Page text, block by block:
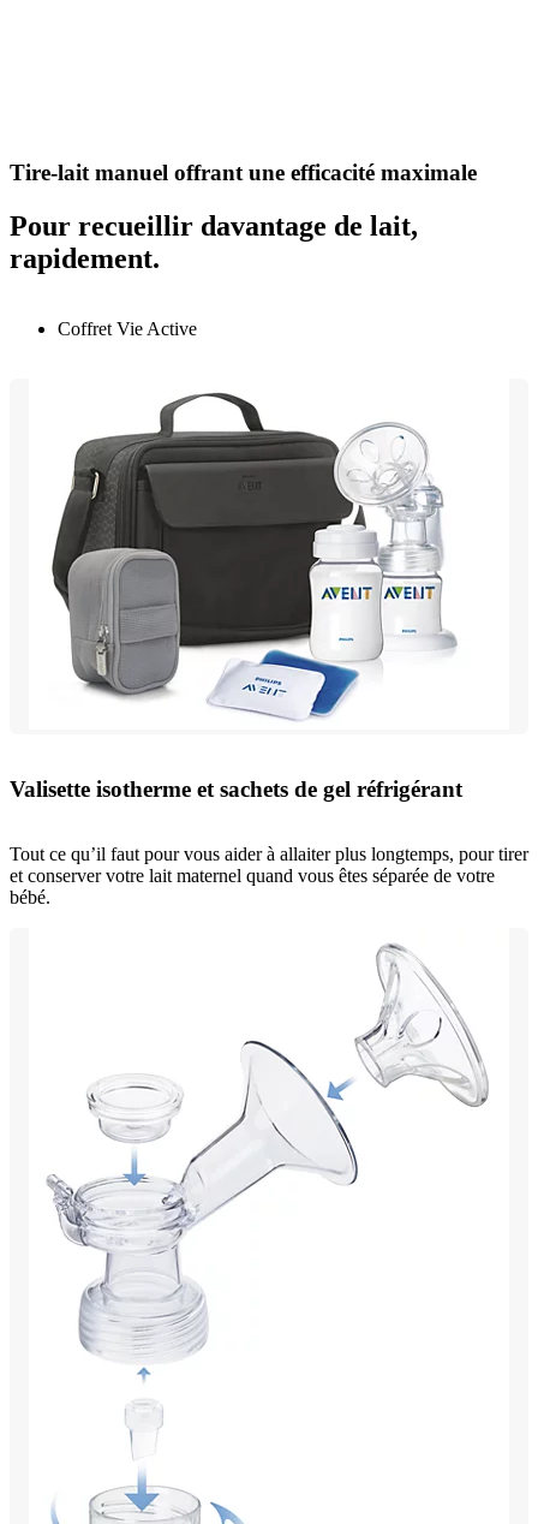
Tire-lait manuel offrant une efficacité maximale
Pour recueillir davantage de lait,
rapidement.
Coffret Vie Active
Valisette isotherme et sachets de gel réfrigérant
Tout ce qu’il faut pour vous aider à allaiter plus longtemps, pour tirer
et conserver votre lait maternel quand vous êtes séparée de votre
bébé.